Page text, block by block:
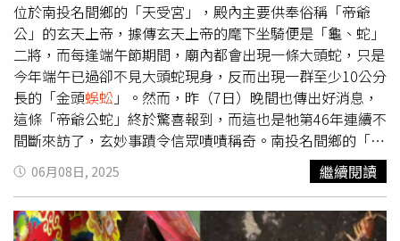
位於南投名間鄉的「天受宮」，殿內主要供奉俗稱「帝爺
公」的玄天上帝，據傳玄天上帝的麾下坐騎便是「龜、蛇」
二將，而每逢端午節期間，廟內都會出現一條大頭蛇，只是
今年端午已過卻不見大頭蛇現身，反而出現一群至少10公分
長的「金頭蜈蚣 」。然而，昨（7日）晚間也傳出好消息，
這條「帝爺公蛇」終於驚喜報到，而這也是牠第46年連續不
間斷來訪了，玄妙事蹟令信眾嘖嘖稱奇。南投名間鄉的「天
受宮」每逢端午節前後，都會有一條大頭蛇前來拜訪，且至
今已連續46年未曾中斷，被廟方及信眾視為靈蛇。（圖／擷
取自Facebook／松柏嶺天受宮北極玄天上帝）南投名間鄉
「天受宮」自1979年落成啟用以來，每年端午節前後都會
06月08日, 2025 繼續閱讀